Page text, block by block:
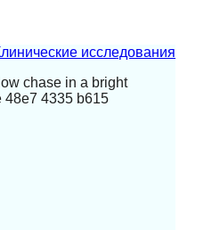
исследования